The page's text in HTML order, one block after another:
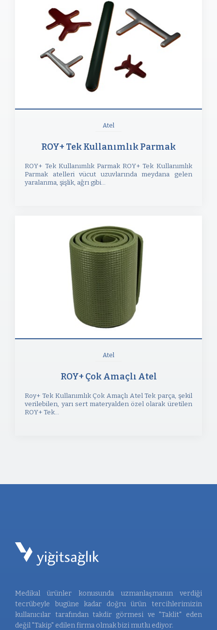
Atel
ROY+ Tek Kullanımlık Parmak
ROY+ Tek Kullanımlık Parmak ROY+ Tek Kullanımlık
Parmak atelleri vücut uzuvlarında meydana gelen
yaralanma, şişlik, ağrı gibi...
Atel
ROY+ Çok Amaçlı Atel
Roy+ Tek Kullanımlık Çok Amaçlı Atel Tek parça, şekil
verilebilen, yarı sert materyalden özel olarak üretilen
ROY+ Tek...
Medikal ürünler konusunda uzmanlaşmanın verdiği
tecrübeyle bugüne kadar doğru ürün tercihlerimizin
kullanıcılar tarafından takdir görmesi ve "Taklit" eden
değil "Takip" edilen firma olmak bizi mutlu ediyor.